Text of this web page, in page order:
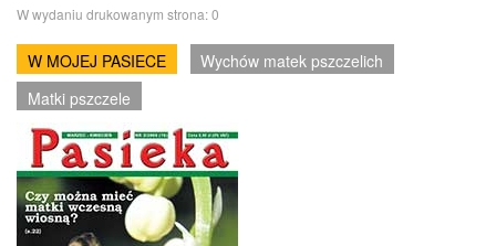
W wydaniu drukowanym strona:0
W MOJEJ PASIECE
Wychów matek pszczelich
Matki pszczele